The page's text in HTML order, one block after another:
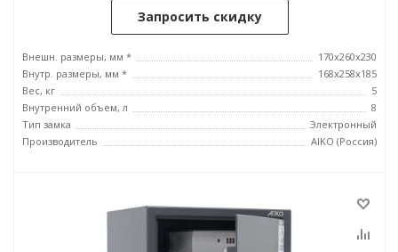
Запросить скидку
Внешн. размеры, мм *
170x260x230
Внутр. размеры, мм *
168x258x185
Вес, кг
5
Внутренний объем, л
8
Тип замка
Электронный
Производитель
AIKO (Россия)